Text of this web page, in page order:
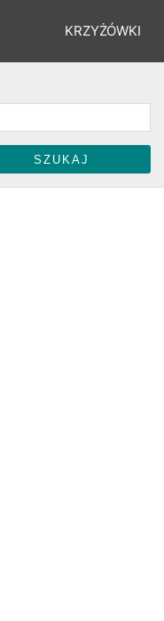
KRZYŻÓWKI
ŁAMIGŁÓWKI